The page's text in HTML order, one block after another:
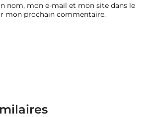
nom, mon e-mail et mon site dans le
mon prochain commentaire.